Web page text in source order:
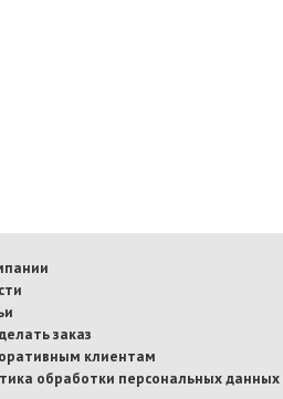
заказ
клиентам
обработки персональных данных